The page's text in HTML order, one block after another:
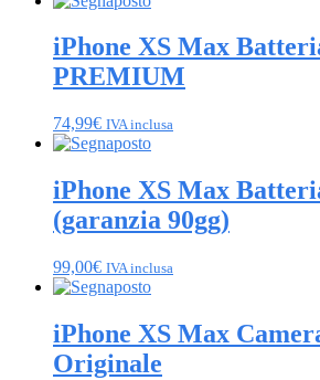
iPhone XS Max
PREMIUM
74,99€ IVA inclusa
iPhone XS Max
(garanzia 90gg)
99,00€ IVA inclusa
iPhone XS Max
Originale